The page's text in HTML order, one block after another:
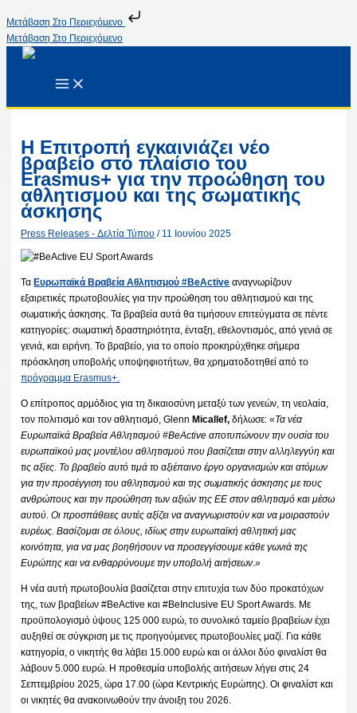
Μετάβαση Στο Περιεχόμενο
Μετάβαση Στο Περιεχόμενο
Η Επιτροπή εγκαινιάζει νέο
βραβείο στο πλαίσιο του
Erasmus+ για την προώθηση του
αθλητισμού και της σωματικής
άσκησης
Press Releases - Δελτία Τύπου / 11 Ιουνίου 2025
Τα Ευρωπαϊκά Βραβεία Αθλητισμού #BeActive αναγνωρίζουν
εξαιρετικές πρωτοβουλίες για την προώθηση του αθλητισμού και της
σωματικής άσκησης. Τα βραβεία αυτά θα τιμήσουν επιτεύγματα σε πέντε
κατηγορίες: σωματική δραστηριότητα, ένταξη, εθελοντισμός, από γενιά σε
γενιά, και ειρήνη. Το βραβείο, για το οποίο προκηρύχθηκε σήμερα
πρόσκληση υποβολής υποψηφιοτήτων, θα χρηματοδοτηθεί από το
πρόγραμμα Erasmus+.
Ο επίτροπος αρμόδιος για τη δικαιοσύνη μεταξύ των γενεών, τη νεολαία,
τον πολιτισμό και τον αθλητισμό, Glenn Micallef, δήλωσε:«Τα νέα
Ευρωπαϊκά Βραβεία Αθλητισμού #BeActive αποτυπώνουν την ουσία του
ευρωπαϊκού μας μοντέλου αθλητισμού που βασίζεται στην αλληλεγγύη και
τις αξίες. Το βραβείο αυτό τιμά το αξιέπαινο έργο οργανισμών και ατόμων
για την προσέγγιση του αθλητισμού και της σωματικής άσκησης με τους
ανθρώπους και την προώθηση των αξιών της ΕΕ στον αθλητισμό και μέσω
αυτού. Οι προσπάθειες αυτές αξίζει να αναγνωριστούν και να μοιραστούν
ευρέως. Βασίζομαι σε όλους, ιδίως στην ευρωπαϊκή αθλητική μας
κοινότητα, για να μας βοηθήσουν να προσεγγίσουμε κάθε γωνιά της
Ευρώπης και να ενθαρρύνουμε την υποβολή αιτήσεων.»
Η νέα αυτή πρωτοβουλία βασίζεται στην επιτυχία των δύο προκατόχων
της, των βραβείων #BeActive και #BeInclusive EU Sport Awards. Με
προϋπολογισμό ύψους 125 000 ευρώ, το συνολικό ταμείο βραβείων έχει
αυξηθεί σε σύγκριση με τις προηγούμενες πρωτοβουλίες μαζί. Για κάθε
κατηγορία, ο νικητής θα λάβει 15.000 ευρώ και οι άλλοι δύο φιναλίστ θα
λάβουν 5.000 ευρώ. Η προθεσμία υποβολής αιτήσεων λήγει στις 24
Σεπτεμβρίου 2025, ώρα 17.00 (ώρα Κεντρικής Ευρώπης). Οι φιναλίστ και
οι νικητές θα ανακοινωθούν την άνοιξη του 2026.